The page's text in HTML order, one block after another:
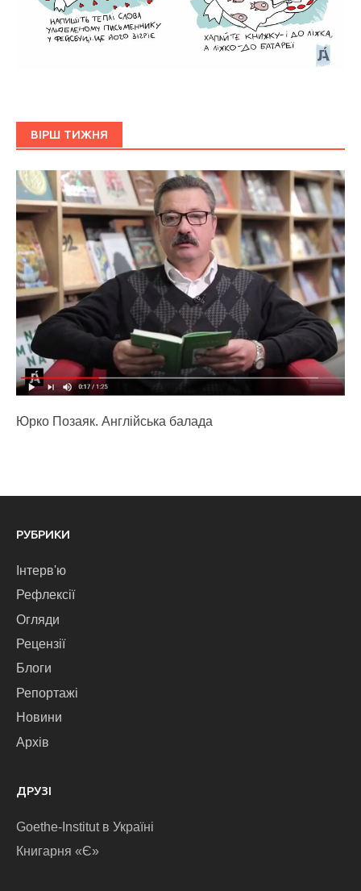
ВІРШ ТИЖНЯ
Юрко Позаяк. Англійська балада
РУБРИКИ
Інтерв'ю
Рефлексії
Огляди
Рецензії
Блоги
Репортажі
Новини
Архів
ДРУЗІ
Goethe-Institut в Україні
Книгарня «Є»